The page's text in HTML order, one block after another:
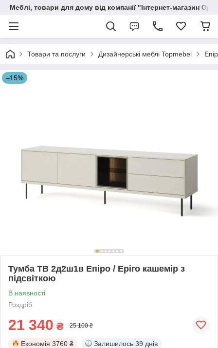
Меблі, товари для дому від компанії "Інтернет-магазин
Товари та послуги Дизайнерські меблі Topmebel
–15%
Тумба ТВ 2д2ш1в Епіро / Epiro кашемір з
підсвіткою
В наявності
Роздріб
21 340 ₴ 25 100 ₴
Економія 3760 ₴ Залишилось 39 днів